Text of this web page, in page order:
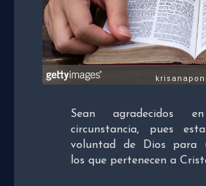
Sean agradecidos
circunstancia, pues
voluntad de Dios para
los que pertenecen a